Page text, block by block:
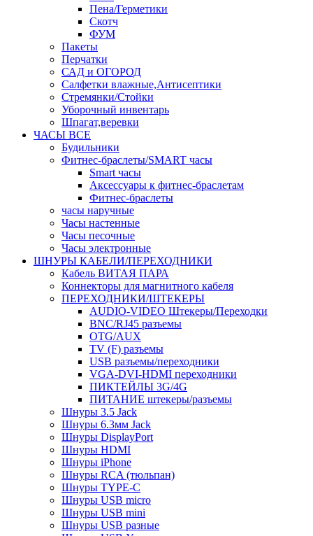
Пена/Герметики
Скотч
ФУМ
Пакеты
Перчатки
САД и ОГОРОД
Салфетки влажные,Антисептики
Стремянки/Стойки
Уборочный инвентарь
Шпагат,веревки
ЧАСЫ ВСЕ
Будильники
Фитнес-браслеты/SMART часы
Smart часы
Аксессуары к фитнес-браслетам
Фитнес-браслеты
часы наручные
Часы настенные
Часы песочные
Часы электронные
ШНУРЫ КАБЕЛИ/ПЕРЕХОДНИКИ
Кабель ВИТАЯ ПАРА
Коннекторы для магнитного кабеля
ПЕРЕХОДНИКИ/ШТЕКЕРЫ
AUDIO-VIDEO Штекеры/Переходки
BNC/RJ45 разъемы
OTG/AUX
TV (F) разъемы
USB разъемы/переходники
VGA-DVI-HDMI переходники
ПИКТЕЙЛЫ 3G/4G
ПИТАНИЕ штекеры/разъемы
Шнуры 3.5 Jack
Шнуры 6.3мм Jack
Шнуры DisplayPort
Шнуры HDMI
Шнуры iPhone
Шнуры RCA (тюльпан)
Шнуры TYPE-C
Шнуры USB micro
Шнуры USB mini
Шнуры USB разные